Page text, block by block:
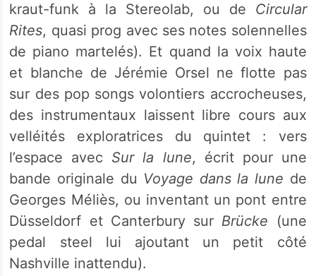
kraut-funk à la Stereolab, ou de Circular
Rites, quasi prog avec ses notes solennelles
de piano martelés). Et quand la voix haute
et blanche de Jérémie Orsel ne flotte pas
sur des pop songs volontiers accrocheuses,
des instrumentaux laissent libre cours aux
velléités exploratrices du quintet : vers
l’espace avec Sur la lune, écrit pour une
bande originale du Voyage dans la lune de
Georges Méliès, ou inventant un pont entre
Düsseldorf et Canterbury sur Brücke (une
pedal steel lui ajoutant un petit côté
Nashville inattendu).